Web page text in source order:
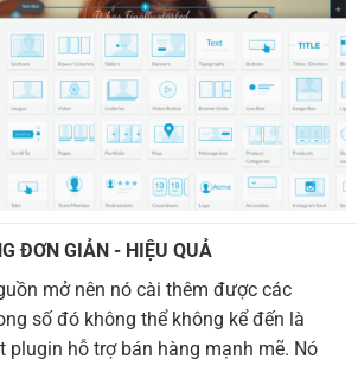
ĐƠN GIẢN - HIỆU QUẢ
mở nên nó cài thêm được các
số đó không thể không kể đến là
plugin hỗ trợ bán hàng mạnh mẽ. Nó